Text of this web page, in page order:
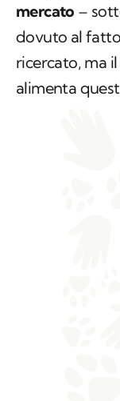
mercato –
dovuto al
ricercato, ma
alimenta